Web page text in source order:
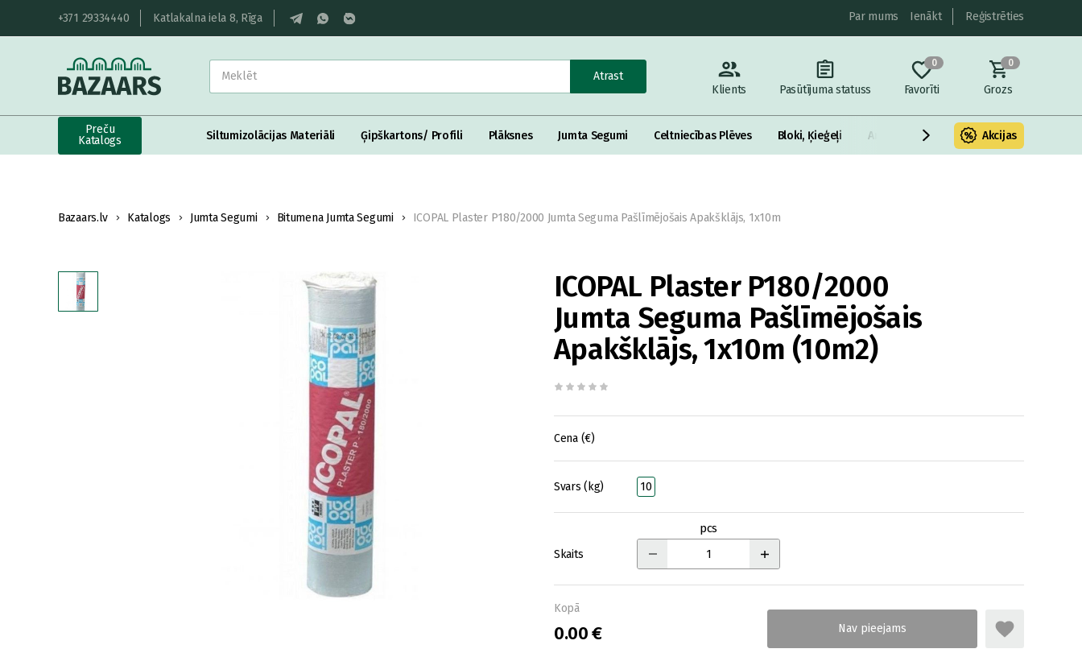
+371 29334440 Katlakalna iela 8, Rīga Par mums Ienākt Reģistrēties
Atrast
Klients
Pasūtījuma statuss
0
Favorīti
0
Grozs
Preču
Katalogs
Siltumizolācijas Materiāli Ģipškartons/ Profili Plāksnes Jumta Segumi Celtniecības Plēves Bloki, Ķieģeļi Armatūra un metāls Fasādes
Akcijas
Bazaars.lv Katalogs Jumta Segumi Bitumena Jumta Segumi ICOPAL Plaster P180/2000 Jumta Seguma Pašlīmējošais Apakšklājs, 1x10m
ICOPAL Plaster P180/2000
Jumta Seguma Pašlīmējošais
Apakšklājs, 1x10m (10m2)
Cena (€)
Svars (kg) 10
Skaits
pcs
Kopā
0.00 €